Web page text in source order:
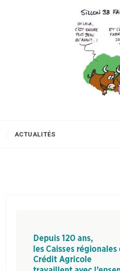
ACTUALITÉS